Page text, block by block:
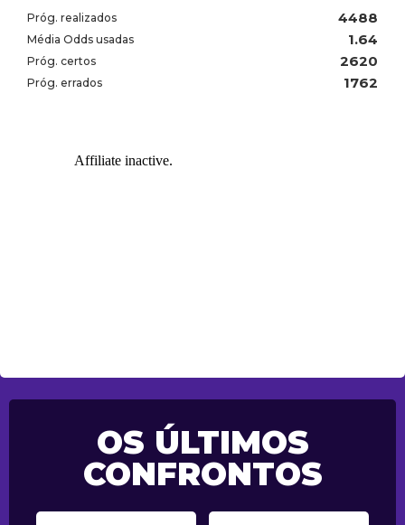
Próg. realizados 4488
Média Odds usadas 1.64
Próg. certos 2620
Próg. errados 1762
OS ÚLTIMOS
CONFRONTOS